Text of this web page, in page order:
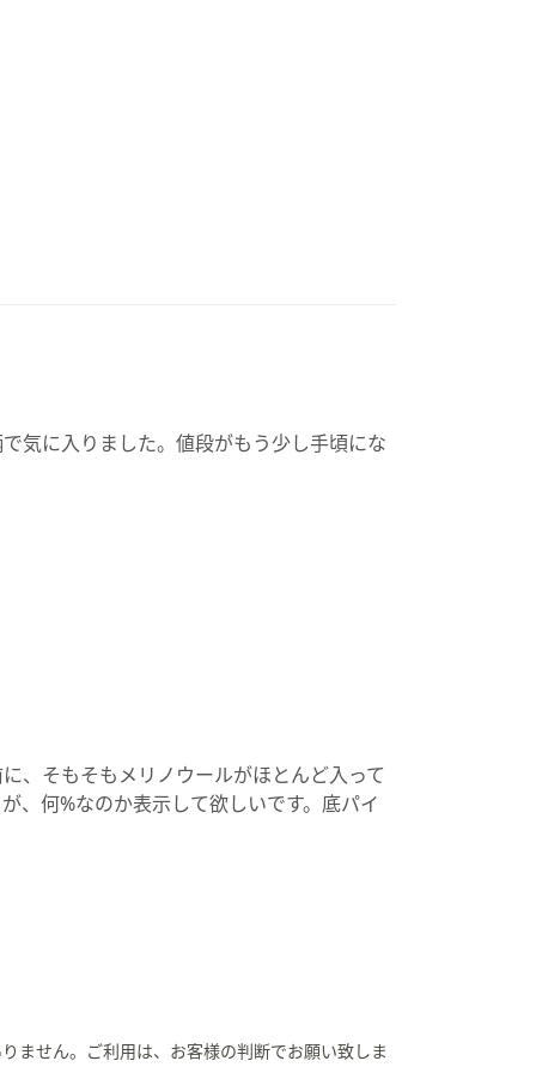
気に入りました。値段がもう少し手頃にな
、そもそもメリノウールがほとんど入って
、何%なのか表示して欲しいです。底パイ
ません。ご利用は、お客様の判断でお願い致しま